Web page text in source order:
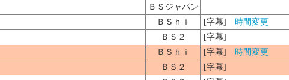
ＢＳジャパン
ＢＳｈｉ [字幕] 時間変更
ＢＳ２
[字幕]
ＢＳｈｉ [字幕] 時間変更
ＢＳ２
[字幕]